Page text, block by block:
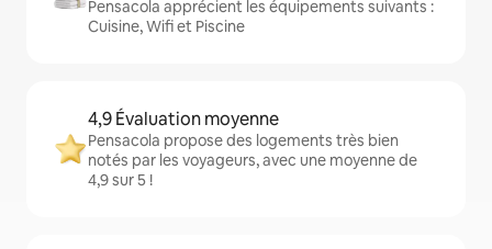
Pensacola apprécient les équipements suivants :
Cuisine, Wifi et Piscine
4,9 Évaluation moyenne
Pensacola propose des logements très bien
notés par les voyageurs, avec une moyenne de
4,9 sur 5 !